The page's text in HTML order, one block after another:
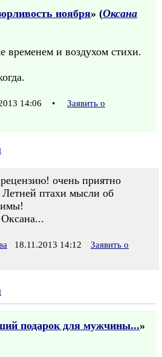
ноября» (Оксана
и воздухом стихи.
14:06 •
Заявить о
очень приятно
птахи мысли об
18.11.2013 14:12
Заявить о
подарок для мужчины...»